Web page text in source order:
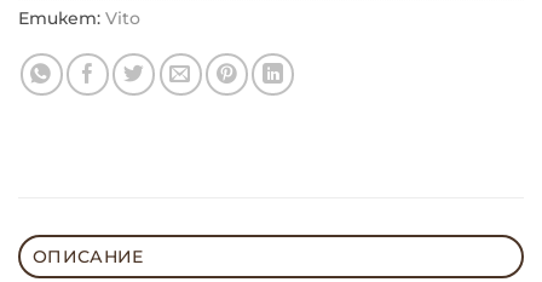
Етикет: Vito
ОПИСАНИЕ